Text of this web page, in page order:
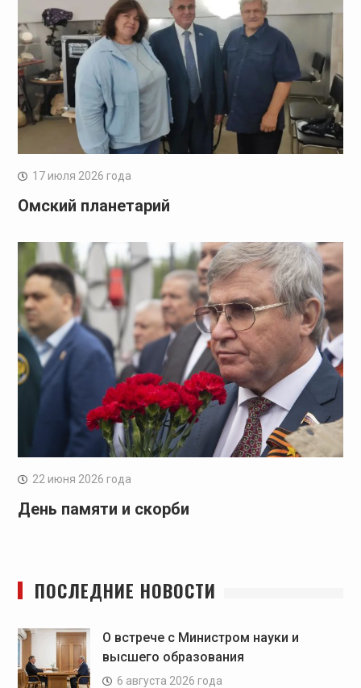
17 июля 2026 года
Омский планетарий
22 июня 2026 года
День памяти и скорби
ПОСЛЕДНИЕ НОВОСТИ
О встрече с Министром науки и
высшего образования
6 августа 2026 года